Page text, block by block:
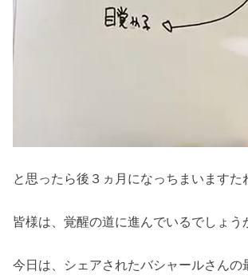
と思ったら後３ヵ月になっちまいますた
皆様は、覚醒の道に進んでいるでしょう
今日は、シェアされたバシャールさんの